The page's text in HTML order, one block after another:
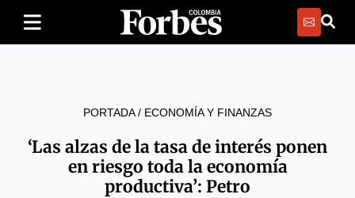
PORTADA/ ECONOMÍA Y FINANZAS
‘Las alzas de la tasa de interés ponen
en riesgo toda la economía
productiva’: Petro